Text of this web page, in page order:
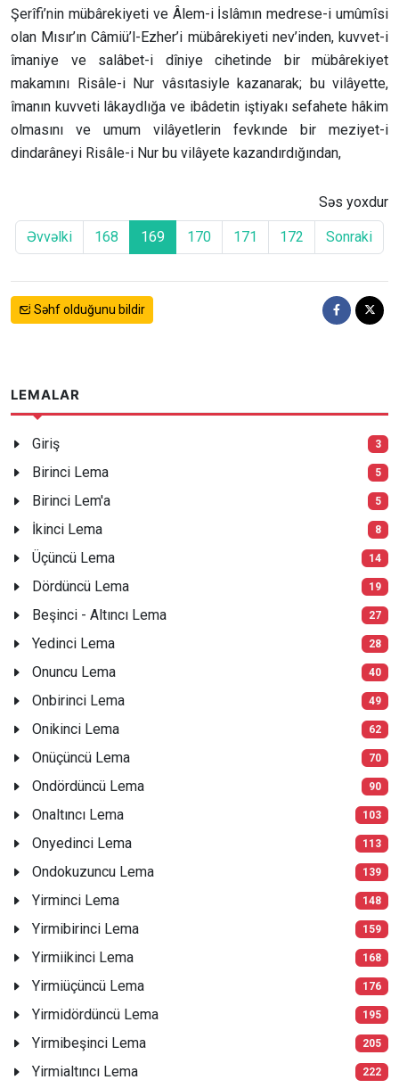
Şerîfi’nin mübârekiyeti ve Âlem-i İslâmın medrese-i umûmîsi
olan Mısır’ın Câmiü’l-Ezher’i mübârekiyeti nev’inden, kuvvet-i
îmaniye ve salâbet-i dîniye cihetinde bir mübârekiyet
makamını Risâle-i Nur vâsıtasiyle kazanarak; bu vilâyette,
îmanın kuvveti lâkaydlığa ve ibâdetin iştiyakı sefahete hâkim
olmasını ve umum vilâyetlerin fevkınde bir meziyet-i
dindarâneyi Risâle-i Nur bu vilâyete kazandırdığından,
Səs yoxdur
Əvvəlki 168 169 170 171 172 Sonraki
Səhf olduğunu bildir
LEMALAR
Giriş 3
Birinci Lema 5
Birinci Lem'a 5
İkinci Lema 8
Üçüncü Lema 14
Dördüncü Lema 19
Beşinci - Altıncı Lema 27
Yedinci Lema 28
Onuncu Lema 40
Onbirinci Lema 49
Onikinci Lema 62
Onüçüncü Lema 70
Ondördüncü Lema 90
Onaltıncı Lema 103
Onyedinci Lema 113
Ondokuzuncu Lema 139
Yirminci Lema 148
Yirmibirinci Lema 159
Yirmiikinci Lema 168
Yirmiüçüncü Lema 176
Yirmidördüncü Lema 195
Yirmibeşinci Lema 205
Yirmialtıncı Lema 222